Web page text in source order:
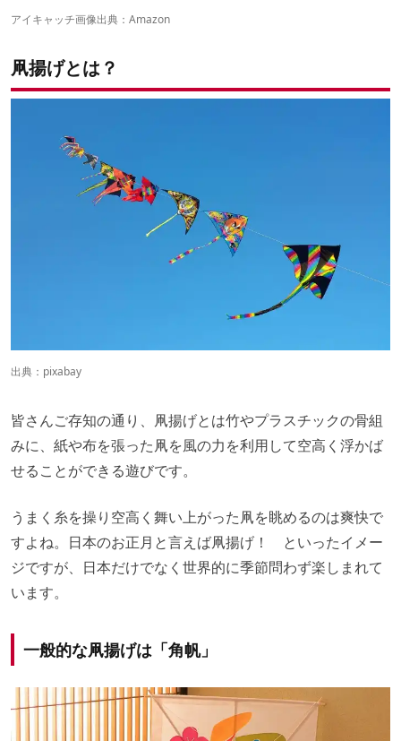
アイキャッチ画像出典： Amazon
凧揚げとは？
出典： pixabay
皆さんご存知の通り、凧揚げとは竹やプラスチックの骨組
みに、紙や布を張った凧を風の力を利用して空高く浮かば
せることができる遊びです。
うまく糸を操り空高く舞い上がった凧を眺めるのは爽快で
すよね。日本のお正月と言えば凧揚げ！ といったイメー
ジですが、日本だけでなく世界的に季節問わず楽しまれて
います。
一般的な凧揚げは「角帆」